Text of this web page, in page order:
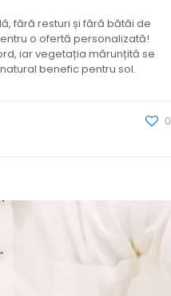
fără resturi și fără bătăi de
o ofertă personalizată!
iar vegetația mărunțită se
benefic pentru sol.
0